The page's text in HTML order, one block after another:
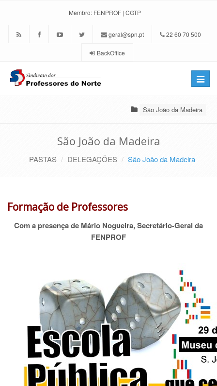
Membro: FENPROF | CGTP
geral@spn.pt 22 60 70 500
BackOffice
Toggle
São João da Madeira
São João da Madeira
PASTAS DELEGAÇÕES São João da Madeira
Formação de Professores
Com a presença de Mário Nogueira, Secretário-Geral da
FENPROF